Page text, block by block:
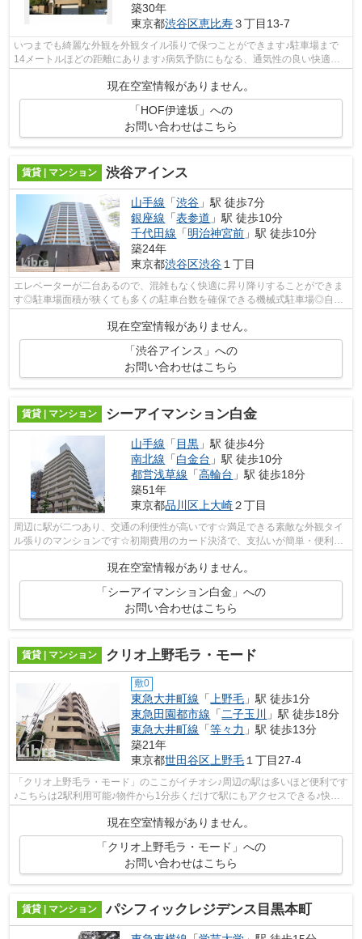
築30年
東京都渋谷区恵比寿３丁目13-7
いつまでも綺麗な外観を外観タイル張りで保つことができます♪駐車場まで
14メートルほどの距離にあります♪病気予防にもなる、通気性の良い快適な
マンションです♪ポイントが一挙に貯まる...
現在空室情報がありません。
「HOF伊達坂」への
お問い合わせはこちら
賃貸 | マンション 渋谷アインス
山手線 「渋谷 」駅 徒歩7分
銀座線 「表参道 」駅 徒歩10分
千代田線 「明治神宮前 」駅 徒歩10分
築24年
東京都渋谷区渋谷 １丁目
エレベーターが二台あるので、混雑もなく快適に昇り降りすることができま
す◎駐車場面積が狭くても多くの駐車台数を確保できる機械式駐車場◎自宅
現在空室情報がありません。
「渋谷アインス」への
お問い合わせはこちら
賃貸 | マンション シーアイマンション白金
山手線 「目黒 」駅 徒歩4分
南北線 「白金台 」駅 徒歩10分
都営浅草線 「高輪台 」駅 徒歩18分
築51年
東京都品川区 上大崎２丁目
周辺に駅が二つあり、交通の利便性が高いです☆満足できる素敵な外観タイ
ル張りのマンションです☆初期費用のカード決済で、支払いが簡単・便利☆
現在空室情報がありません。
「シーアイマンション白金」への
お問い合わせはこちら
賃貸 | マンション クリオ上野毛ラ・モード
敷0
東急大井町線 「 上野毛 」駅 徒歩1分
東急田園都市線 「 二子玉川
」駅 徒歩18分
東急大井町線 「等々力 」駅 徒歩13分
築21年
東京都世田谷区 上野毛 １丁目27-4
「クリオ上野毛ラ・モード」のここがイチオシ♪周辺の駅は多いほど便利です
♪こちらは2駅利用可能♪物件から1分歩くだけで駅にもアクセスできる♪快適
な周辺環境♪物件の個性を外観タイル張...
現在空室情報がありません。
「クリオ上野毛ラ・モード」への
お問い合わせはこちら
賃貸 | マンション パシフィックレジデンス目黒本町